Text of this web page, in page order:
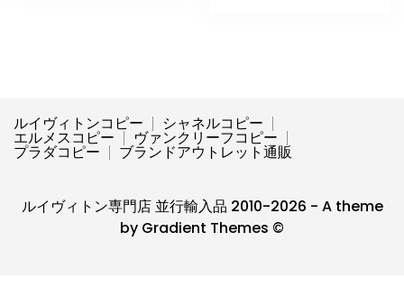
ルイヴィトンコピー シャネルコピー
エルメスコピー ヴァンクリーフコピー
プラダコピー ブランドアウトレット通販
ルイヴィトン専門店 並行輸入品 2010-2026 - A theme
by Gradient Themes ©